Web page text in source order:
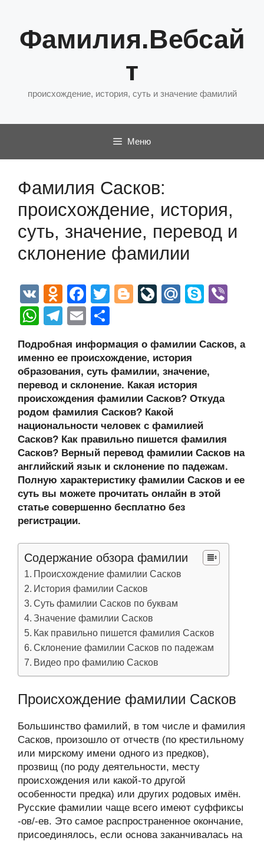
содержимому
Фамилия.Вебсай
т
происхождение, история, суть и значение фамилий
Меню
Фамилия Сасков:
происхождение, история,
суть, значение, перевод и
склонение фамилии
V
K
O
d
n
o
kl
a
ss
ni
ki
F
a
c
e
b
o
o
k
T
er
Bl
g
er
Li
J
o
ur
n
al
M
u
S
e
W
at
s
A
p
p
T
e
gr
a
m
E
ail р
а
в
и
ть
Подробная информация о фамилии Сасков, а
именно ее происхождение, история
образования, суть фамилии, значение,
перевод и склонение. Какая история
происхождения фамилии Сасков? Откуда
родом фамилия Сасков? Какой
национальности человек с фамилией
Сасков? Как правильно пишется фамилия
Сасков? Верный перевод фамилии Сасков на
английский язык и склонение по падежам.
Полную характеристику фамилии Сасков и ее
суть вы можете прочитать онлайн в этой
статье совершенно бесплатно без
регистрации.
Содержание обзора фамилии
Происхождение фамилии Сасков
История фамилии Сасков
Суть фамилии Сасков по буквам
Значение фамилии Сасков
Как правильно пишется фамилия Сасков
Склонение фамилии Сасков по падежам
Видео про фамилию Сасков
Происхождение фамилии Сасков
Большинство фамилий, в том числе и фамилия
Сасков, произошло от отчеств (по крестильному
или мирскому имени одного из предков),
прозвищ (по роду деятельности, месту
происхождения или какой-то другой
особенности предка) или других родовых имён.
Русские фамилии чаще всего имеют суффиксы
-ов/-ев. Это самое распространенное окончание,
присоединялось, если основа заканчивалась на